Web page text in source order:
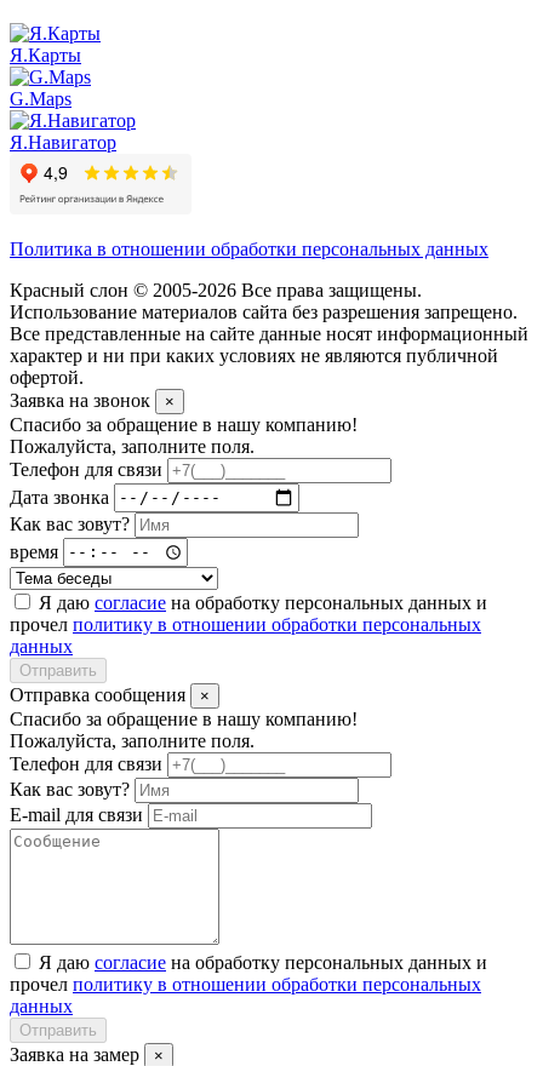
Я.Карты
G.Maps
Я.Навигатор
Политика в отношении обработки персональных данных
Красный слон © 2005-2026 Все права защищены.
Использование материалов сайта без разрешения запрещено.
Все представленные на сайте данные носят информационный
характер и ни при каких условиях не являются публичной
офертой.
Заявка на звонок
×
Спасибо за обращение в нашу компанию!
Пожалуйста, заполните поля.
Телефон для связи
Дата звонка
Как вас зовут?
время
Я даю согласие на обработку персональных данных и
прочел политику в отношении обработки персональных
данных
Отправить
Отправка сообщения ×
Спасибо за обращение в нашу компанию!
Пожалуйста, заполните поля.
Телефон для связи
Как вас зовут?
E-mail для связи
Я даю согласие на обработку персональных данных и
прочел политику в отношении обработки персональных
данных
Отправить
Заявка на замер ×